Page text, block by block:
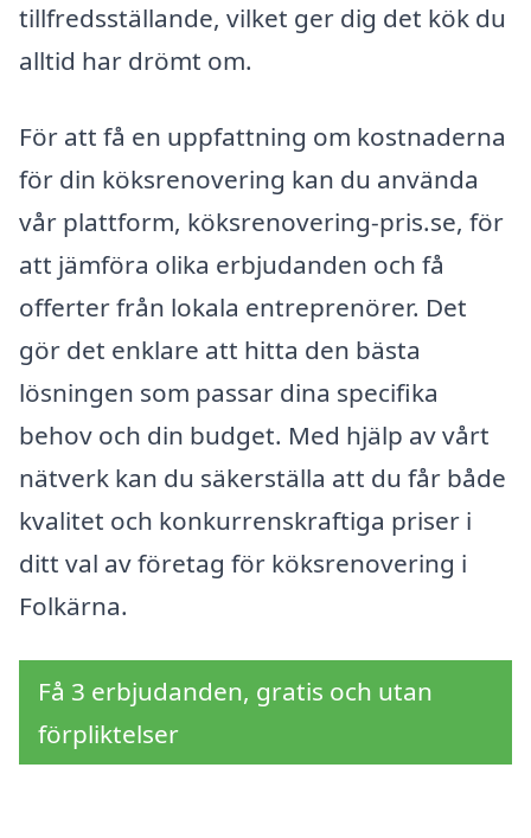
tillfredsställande, vilket ger dig det kök du
alltid har drömt om.
För att få en uppfattning om kostnaderna
för din köksrenovering kan du använda
vår plattform, köksrenovering-pris.se, för
att jämföra olika erbjudanden och få
offerter från lokala entreprenörer. Det
gör det enklare att hitta den bästa
lösningen som passar dina specifika
behov och din budget. Med hjälp av vårt
nätverk kan du säkerställa att du får både
kvalitet och konkurrenskraftiga priser i
ditt val av företag för köksrenovering i
Folkärna.
Få 3 erbjudanden, gratis och utan
förpliktelser